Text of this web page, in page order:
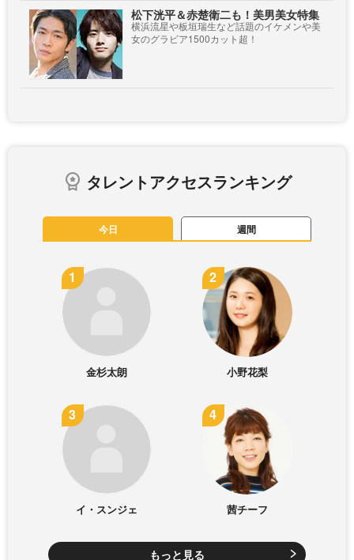
松下洸平＆赤楚衛二も！美男美女特集
横浜流星や板垣瑞生など話題のイケメンや美
女のグラビア1500カット超！
タレントアクセスランキング
今日 週間
金杉太朗 小野花梨
イ・スンジェ 茜チーフ
もっと見る